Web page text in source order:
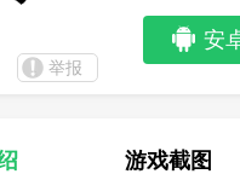
安
举报
游戏截图